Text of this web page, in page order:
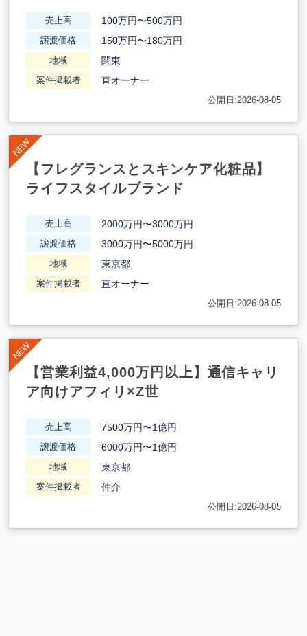
売上高 100万円〜500万円
譲渡価格 150万円〜180万円
地域 関東
案件掲載者 直オーナー
公開日:2026-08-05
【フレグランスとスキンケア化粧品】
ライフスタイルブランド
売上高 2000万円〜3000万円
譲渡価格 3000万円〜5000万円
地域 東京都
案件掲載者 直オーナー
公開日:2026-08-05
【営業利益4,000万円以上】通信キャリ
ア向けアフィリ×Z世
売上高 7500万円〜1億円
譲渡価格 6000万円〜1億円
地域 東京都
案件掲載者 仲介
公開日:2026-08-05